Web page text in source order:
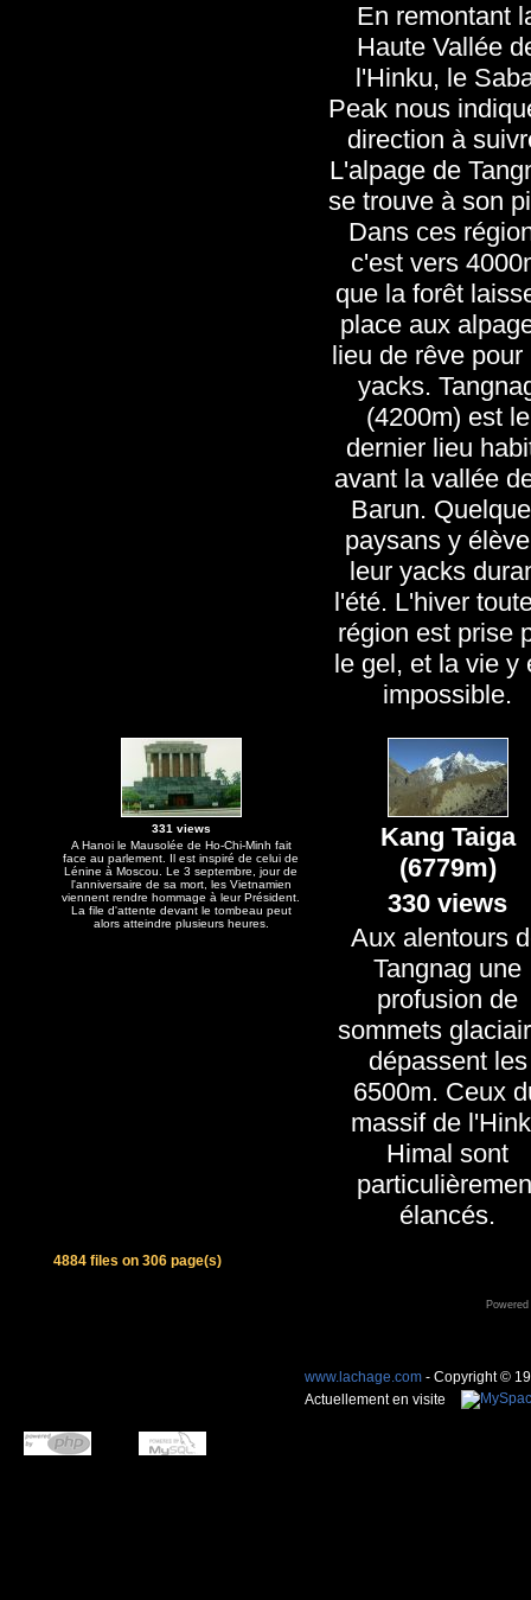
En remontant
Haute Vallée
l'Hinku, le
Peak nous
direction à
L'alpage de
se trouve à son
Dans ces
c'est vers
que la forêt
place aux
lieu de rêve pour
yacks.
(4200m) est le
dernier lieu
avant la vallée
Barun.
paysans y
leur yacks
l'été. L'hiver
région est prise
le gel, et la vie y
impossible.
331 views
A Hanoi le Mausolée de Ho-Chi-Minh fait
face au parlement. Il est inspiré de celui de
Lénine à Moscou. Le 3 septembre, jour de
l'anniversaire de sa mort, les Vietnamien
viennent rendre hommage à leur Président.
La file d'attente devant le tombeau peut
alors atteindre plusieurs heures.
Kang Taiga
(6779m)
330 views
Aux alentours
Tangnag une
profusion de
sommets
dépassent les
6500m. Ceux
massif de
Himal sont
élancés.
4884 files on 306 page(s)
www.lachage.com - Copyright ©
Actuellement en visite